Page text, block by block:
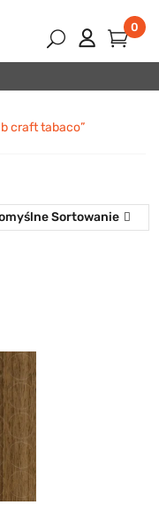
0
craft tabaco”
Sortowanie